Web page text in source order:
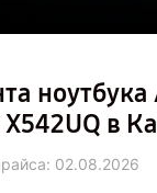
ноутбука
в
02.08.2026